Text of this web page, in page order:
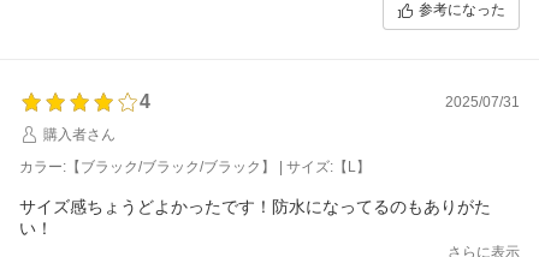
参考になった
4
2025/07/31
購入者さん
カラー:【ブラック/ブラック/ブラック】 | サイズ:【L】
サイズ感ちょうどよかったです！防水になってるのもありがた
い！
さらに表示